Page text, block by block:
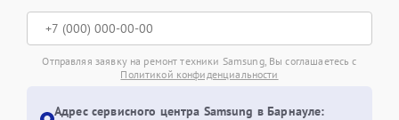
Отправляя заявку на ремонт техники Samsung, Вы соглашаетесь с
Политикой конфиденциальности
Адрес сервисного центра Samsung в Барнауле: